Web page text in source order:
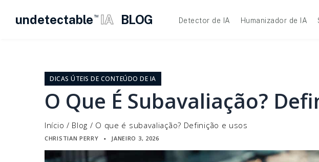
undetectable TM IA BLOG Detector de IA Humanizador de IA
conteúdo
DICAS ÚTEIS DE CONTEÚDO DE IA
O Que É Subavaliação?
Início / Blog / O que é subavaliação? Definição e usos
CHRISTIAN PERRY ▪ JANEIRO 3, 2026